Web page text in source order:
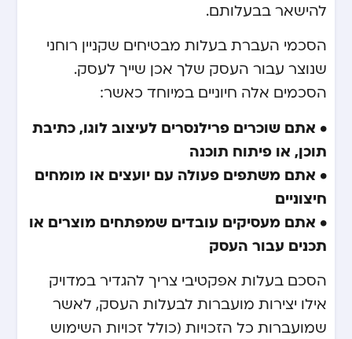
להישאר בבעלותם.
הסכמי העברת בעלות מבטיחים שקניין רוחני
שנוצר עבור העסק שלך אכן שייך לעסק.
הסכמים אלה חיוניים במיוחד כאשר:
• אתם שוכרים פרילנסרים לעיצוב לוגו, כתיבת
תוכן, או פיתוח תוכנה
• אתם משתפים פעולה עם יועצים או מומחים
חיצוניים
• אתם מעסיקים עובדים שמפתחים מוצרים או
תכנים עבור העסק
הסכם בעלות אפקטיבי צריך להגדיר במדויק
אילו יצירות מועברות לבעלות העסק, לאשר
שמועברות כל הזכויות (כולל זכויות השימוש